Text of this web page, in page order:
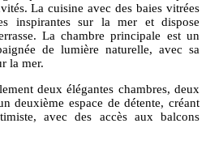
La cuisine avec des baies vitrées
inspirantes sur la mer et dispose
La chambre principale est un
de lumière naturelle, avec sa
la mer.
deux élégantes chambres, deux
deuxième espace de détente, créant
avec des accès aux balcons